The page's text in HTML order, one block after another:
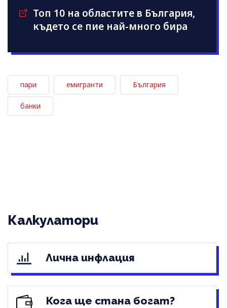
Топ 10 на областите в България,
където се пие най-много бира
пари емигранти България
банки
Калкулатори
Лична инфлация
Кога ще стана богат?